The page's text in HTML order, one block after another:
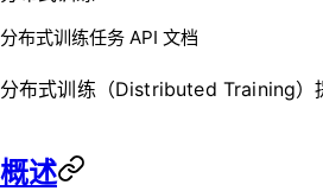
分布式训练任务 API 文档
分布式训练（Distributed Training）
概述